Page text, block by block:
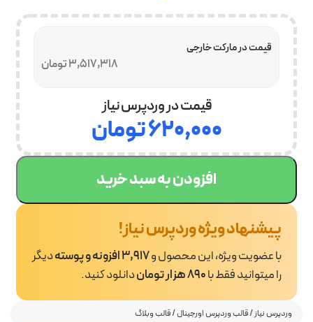
وردپرس نیاز/قالب وردپرس اورجینال/قالب وبلاگ
3,517,318 تومان
قیمت در مارکت خارجی
قیمت در وردپرس نیاز
۶۲۰,۰۰۰تومان
افزودن به سبد خرید
پیشنهاد ویژه وردپرس نیاز!
با عضویت ویژه، این محصول و3,917 افزونه و پوسته
دیگر
را میتوانید فقط با890 هزار تومان دانلود کنید.